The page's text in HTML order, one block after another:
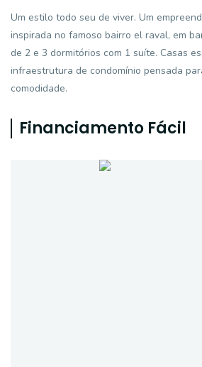
Um estilo todo seu de viver. Um
inspirada no famoso bairro el raval, em
de 2 e 3 dormitórios com 1 suíte. Casas
infraestrutura de condomínio pensada
comodidade.
Financiamento Fácil